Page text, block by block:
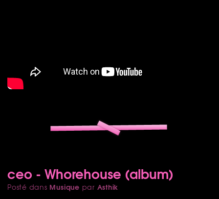
ceo - Whorehouse (album)
Posté dans Musique par Asthik